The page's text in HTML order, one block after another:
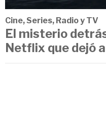
Cine, Series, Radio y TV
El misterio
Netflix que dejó